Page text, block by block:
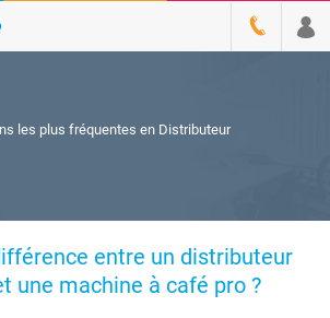
les plus fréquentes en Distributeur
entre un distributeur
une machine à café pro ?